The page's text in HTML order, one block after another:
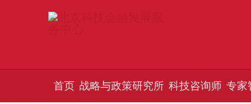
首页 战略与政策研究所 科技咨询师 专家